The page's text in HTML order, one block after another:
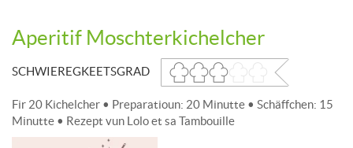
Aperitif Moschterkichelcher
SCHWIEREGKEETSGRAD
Fir 20 Kichelcher • Preparatioun: 20 Minutte • Schäffchen: 15
Minutte • Rezept vun Lolo et sa Tambouille